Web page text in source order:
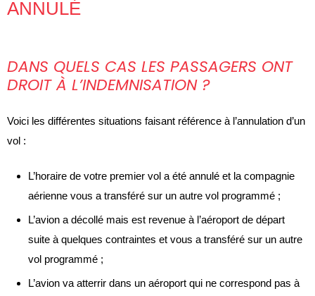
ANNULÉ
DANS QUELS CAS LES PASSAGERS ONT
DROIT À L’INDEMNISATION ?
Voici les différentes situations faisant référence à l’annulation d’un
vol :
L’horaire de votre premier vol a été annulé et la compagnie
aérienne vous a transféré sur un autre vol programmé ;
L’avion a décollé mais est revenue à l’aéroport de départ
suite à quelques contraintes et vous a transféré sur un autre
vol programmé ;
L’avion va atterrir dans un aéroport qui ne correspond pas à